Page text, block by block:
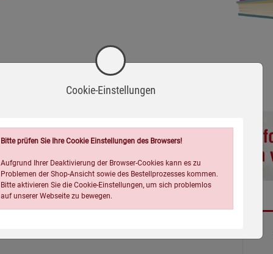
Cookie-Einstellungen
Bitte prüfen Sie Ihre Cookie Einstellungen des Browsers!
Aufgrund Ihrer Deaktivierung der Browser-Cookies kann es zu
Problemen der Shop-Ansicht sowie des Bestellprozesses kommen.
Bitte aktivieren Sie die Cookie-Einstellungen, um sich problemlos
auf unserer Webseite zu bewegen.